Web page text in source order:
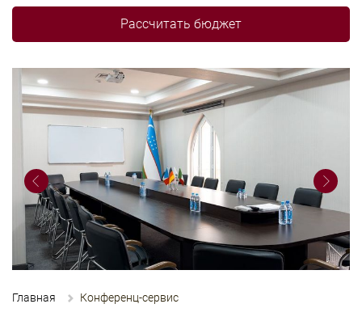
Рассчитать бюджет
Главная Конференц-сервис